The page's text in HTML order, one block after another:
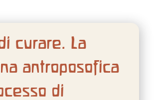
curare. La
antroposofica
di